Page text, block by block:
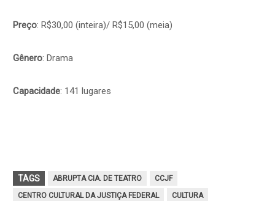
Preço: R$30,00 (inteira)/ R$15,00 (meia)
Gênero: Drama
Capacidade: 141 lugares
TAGS ABRUPTA CIA. DE TEATRO
CCJF
CENTRO CULTURAL DA JUSTIÇA FEDERAL
CULTURA